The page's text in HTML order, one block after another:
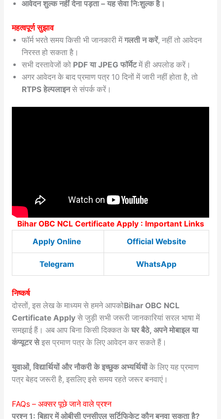
आवेदन शुल्क नहीं देना पड़ता – यह सेवा निःशुल्क है।
महत्वपूर्ण सुझाव
फॉर्म भरते समय किसी भी जानकारी मेंगलती न करें, नहीं तो आवेदन
निरस्त हो सकता है।
सभी दस्तावेजों को PDF या JPEG फॉर्मेटमें ही अपलोड करें।
अगर आवेदन के बाद प्रमाण पत्र 10 दिनों में जारी नहीं होता है, तो
RTPS हेल्पलाइनसे संपर्क करें।
Bihar OBC NCL Certificate Apply : Important Links
Apply Online
Official Website
Telegram WhatsApp
निष्कर्ष
दोस्तों, इस लेख के माध्यम से हमने आपकोBihar OBC NCL
Certificate Applyसे जुड़ी सभी जरूरी जानकारियां सरल भाषा में
समझाई हैं। अब आप बिना किसी दिक्कत के घर बैठे, अपने मोबाइल या
कंप्यूटर सेइस प्रमाण पत्र के लिए आवेदन कर सकते हैं।
युवाओं, विद्यार्थियों और नौकरी के इच्छुक अभ्यर्थियोंके लिए यह प्रमाण
पत्र बेहद जरूरी है, इसलिए इसे समय रहते जरूर बनवाएं।
FAQs – अक्सर पूछे जाने वाले प्रश्न
प्रश्न 1: बिहार में ओबीसी एनसीएल सर्टिफिकेट कौन बनवा सकता है?